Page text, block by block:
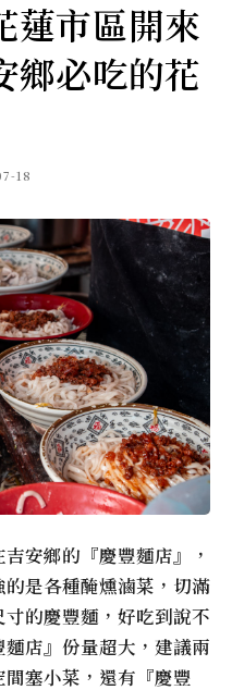
蓮市區開來
鄉必吃的花
18
安鄉的『慶豐麵店』，
是各種醃燻滷菜，切滿
的慶豐麵，好吃到說不
店』份量超大，建議兩
塞小菜，還有『慶豐